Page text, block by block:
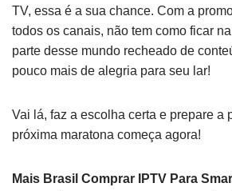
TV, essa é a sua chance. Com a
todos os canais, não tem como ficar
parte desse mundo recheado de
pouco mais de alegria para seu lar!
Vai lá, faz a escolha certa e prepare a
próxima maratona começa agora!
Mais Brasil Comprar IPTV Para